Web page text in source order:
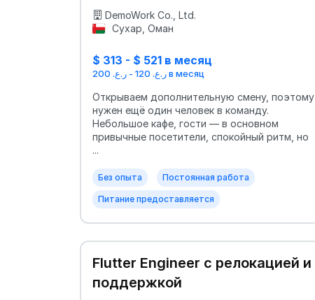
DemoWork Co., Ltd.
Сухар, Оман
$ 313 - $ 521 в месяц
ر.ع. 120 - ر.ع. 200 в месяц
Открываем дополнительную смену, поэтому
нужен ещё один человек в команду.
Небольшое кафе, гости — в основном
привычные посетители, спокойный ритм, но
...
Без опыта Постоянная работа
Питание предоставляется
Flutter Engineer с релокацией и
поддержкой